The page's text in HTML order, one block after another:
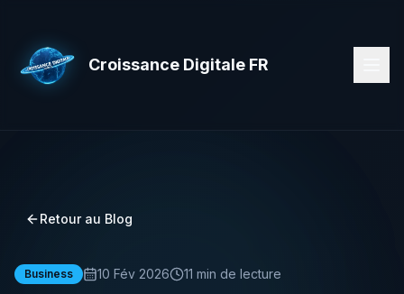
Croissance Digitale FR
Retour au Blog
Business 10 Fév 2026 11 min de lecture